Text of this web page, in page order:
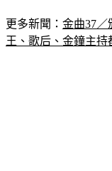
更多新聞： 金曲37／